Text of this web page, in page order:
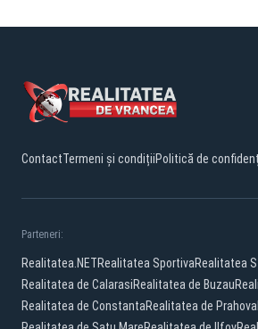
ContactTermeni și condițiiPolitică de
Parteneri:
Realitatea.NETRealitatea SportivaRealitatea
Realitatea de CalarasiRealitatea de Buzau
Realitatea de ConstantaRealitatea de Prahova